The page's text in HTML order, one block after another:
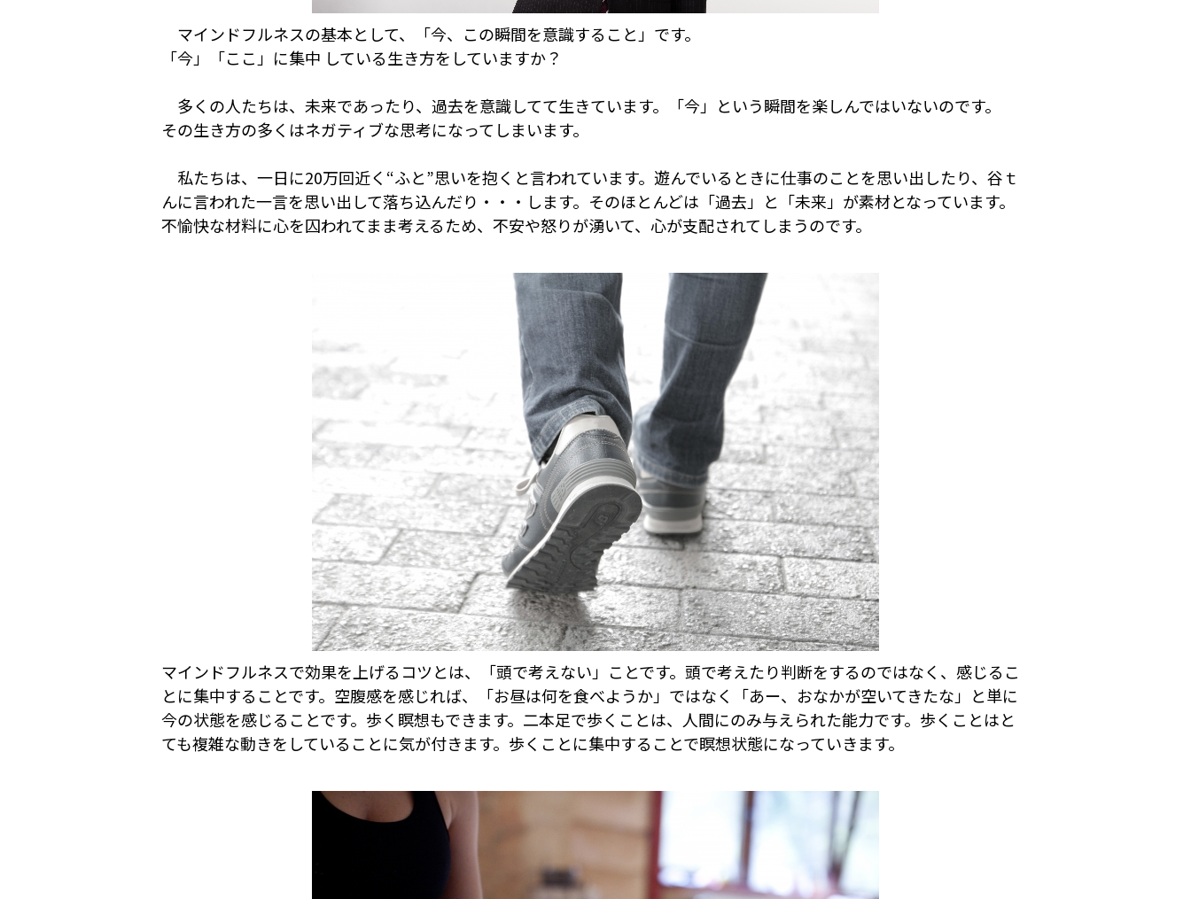
マインドフルネスの基本として、「今、この瞬間を意識すること」です。
「今」「ここ」に集中 している生き方をしていますか？
多くの人たちは、未来であったり、過去を意識してて生きています。「今」という瞬間を楽しんではいないのです。
その生き方の多くはネガティブな思考になってしまいます。
私たちは、一日に20万回近く“ふと”思いを抱くと言われています。遊んでいるときに仕事のことを思い出したり、谷ｔ
んに言われた一言を思い出して落ち込んだり・・・します。そのほとんどは「過去」と「未来」が素材となっています。
不愉快な材料に心を囚われてまま考えるため、不安や怒りが湧いて、心が支配されてしまうのです。
マインドフルネスで効果を上げるコツとは、「頭で考えない」ことです。頭で考えたり判断をするのではなく、感じるこ
とに集中することです。空腹感を感じれば、「お昼は何を食べようか」ではなく「あー、おなかが空いてきたな」と単に
今の状態を感じることです。歩く瞑想もできます。二本足で歩くことは、人間にのみ与えられた能力です。歩くことはと
ても複雑な動きをしていることに気が付きます。歩くことに集中することで瞑想状態になっていきます。